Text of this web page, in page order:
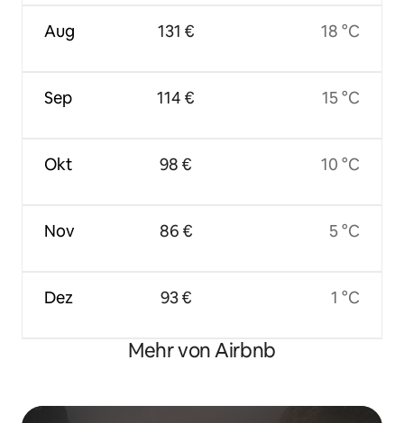
Aug
Sep
Okt
Nov
Dez
131 €
114 €
98 €
86 €
93 €
18 °C
15 °C
10 °C
5 °C
1 °C
Mehr von Airbnb